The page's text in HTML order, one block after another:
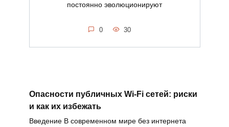
постоянно эволюционируют
0 30
Опасности публичных Wi-Fi сетей: риски
и как их избежать
Введение В современном мире без интернета